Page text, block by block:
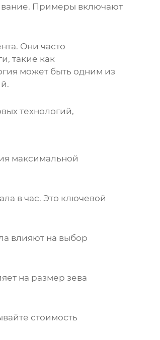
Примеры включают
Они часто
такие как
может быть одним из
технологий,
максимальной
в час. Это ключевой
влияют на выбор
на размер зева
стоимость